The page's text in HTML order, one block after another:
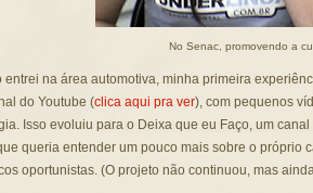
No Senac, promovendo a
entrei na área automotiva, minha primeira
do Youtube (clica aqui pra ver), com pequenos
Isso evoluiu para o Deixa que eu Faço, um
queria entender um pouco mais sobre o próprio
oportunistas. (O projeto não continuou, mas